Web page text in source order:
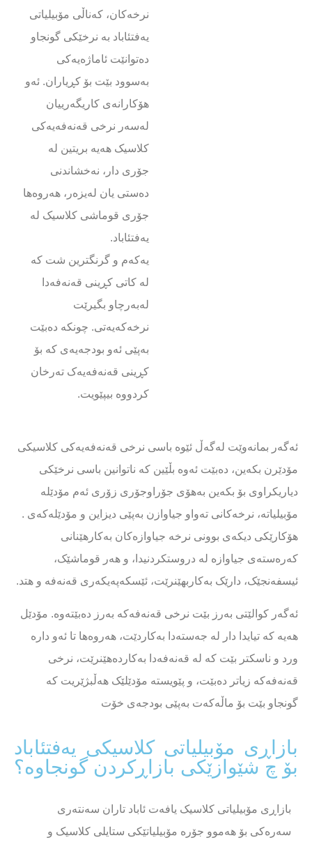
نرخەکان، کەناڵی مۆبیلیاتی
یەفتئاباد بە نرخێکی گونجاو
دەتوانێت ئاماژەیەکی
بەسوود بێت بۆ کڕیاران. ئەو
هۆکارانەی کاریگەرییان
لەسەر نرخی قەنەفەیەکی
کلاسیک هەیە بریتین لە
جۆری دار، نەخشاندنی
دەستی یان لەیزەر، هەروەها
جۆری قوماشی کلاسیک لە
یەفتئاباد.
یەکەم و گرنگترین شت کە
لە کاتی کڕینی قەنەفەدا
لەبەرچاو بگیرێت
نرخەکەیەتی. چونکە دەبێت
بەپێی ئەو بودجەیەی کە بۆ
کڕینی قەنەفەیەک تەرخان
کردووە بیپێویت.
ئەگەر بمانەوێت لەگەڵ ئێوە باسی نرخی قەنەفەیەکی کلاسیکی
مۆدێرن بکەین، دەبێت ئەوە بڵێین کە ناتوانین باسی نرخێکی
دیاریکراوی بۆ بکەین بەهۆی جۆراوجۆری زۆری ئەم مۆدێلە
مۆبیلیاتە، نرخەکانی تەواو جیاوازن بەپێی دیزاین و مۆدێلەکەی .
هۆکارێکی دیکەی بوونی نرخە جیاوازەکان بەکارهێنانی
کەرەستەی جیاوازە لە دروستکردنیدا، و هەر قوماشێک،
ئیسفەنجێک، دارێک بەکاربهێنرێت، ئێسکەپەیکەری قەنەفە و هتد.
ئەگەر کوالێتی بەرز بێت نرخی قەنەفەکە بەرز دەبێتەوە. مۆدێل
هەیە کە تیایدا دار لە جەستەدا بەکاردێت، هەروەها تا ئەو دارە
ورد و ناسکتر بێت کە لە قەنەفەدا بەکاردەهێنرێت، نرخی
قەنەفەکە زیاتر دەبێت، و پێویستە مۆدێلێک هەڵبژێریت کە
گونجاو بێت بۆ ماڵەکەت بەپێی بودجەی خۆت
بازاڕی مۆبیلیاتی کلاسیکی یەفتئاباد
بۆ چ شێوازێکی بازاڕکردن گونجاوە؟
بازاڕی مۆبیلیاتی کلاسیک یافەت ئاباد تاران سەنتەری
سەرەکی بۆ هەموو جۆرە مۆبیلیاتێکی ستایلی کلاسیک و